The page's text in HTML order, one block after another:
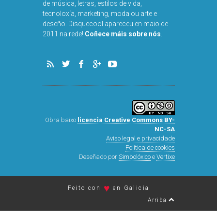
de música, letras, estilos de vida,
tecnoloxía, marketing, moda ou arte e
deseño. Disquecool apareceu en maio de
2011 na rede! Coñece máis sobre nós
Obra baixo licencia Creative Commons BY-
NC-SA
Aviso legal e privacidade
Política de cookies
Deseñado por Simbolóxicoe Vertixe
Feito con ♥ en Galicia
Arriba